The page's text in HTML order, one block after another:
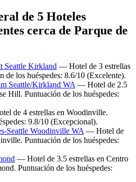
de 5 Hoteles
cerca de Parque de
Seattle Kirkland — Hotel de 3 estrellas
de los huéspedes: 8.6/10 (Excelente).
Seattle/Kirkland WA — Hotel de 2.5
Hill. Puntuación de los huéspedes:
de 4 estrellas en Woodinville.
9.8/10 (Excepcional).
Seattle Woodinville WA — Hotel de
Puntuación de los huéspedes:
— Hotel de 3.5 estrellas en Centro
Puntuación de los huéspedes: